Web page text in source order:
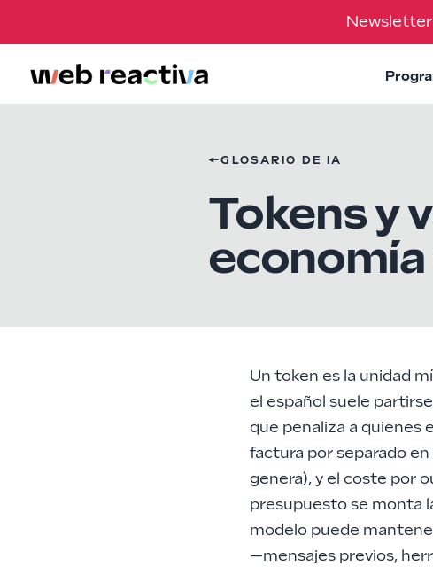
Newsletter
←GLOSARIO DE IA
Tokens y
Un token es la unidad
el español suele
que penaliza a quienes
factura por separado
genera), y el coste por
presupuesto se monta
modelo puede
—mensajes previos,